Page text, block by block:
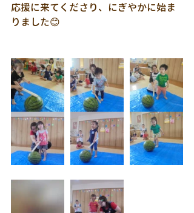
応援に来てくださり、にぎやかに始ま
りました😊